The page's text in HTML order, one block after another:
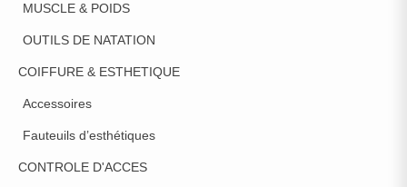
MUSCLE & POIDS
OUTILS DE NATATION
COIFFURE & ESTHETIQUE
Accessoires
Fauteuils d’esthétiques
CONTROLE D'ACCES